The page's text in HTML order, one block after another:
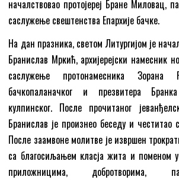
началствовао протојереј Бране Миловац,
саслужење свештенства Епархије бачке.
На дан празника, светом Литургијом је
Бранислав Мркић, архијерејски намесник
саслужење протонамесника Зорана
бачкопаланачког и презвитера
кулпинског. После прочитаног
Бранислав је произнео беседу и честитао
После заамвоне молитве је извршен
са благосиљањем класја жита и поменом
приложницима, добротворима,